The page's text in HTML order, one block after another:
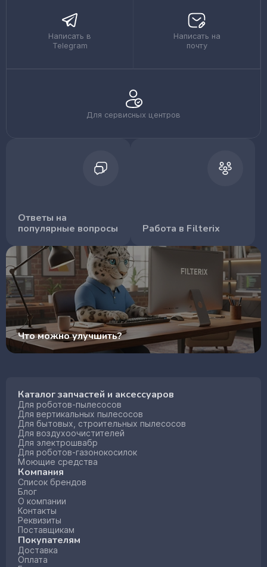
Написать в
Telegram
Написать на
почту
Для сервисных центров
Ответы на
популярные вопросы
Работа в Filterix
Что можно улучшить?
Каталог запчастей и аксессуаров
Для роботов-пылесосов
Для вертикальных пылесосов
Для бытовых, строительных пылесосов
Для воздухоочистителей
Для электрошвабр
Для роботов-газонокосилок
Моющие средства
Компания
Список брендов
Блог
О компании
Контакты
Реквизиты
Поставщикам
Покупателям
Доставка
Оплата